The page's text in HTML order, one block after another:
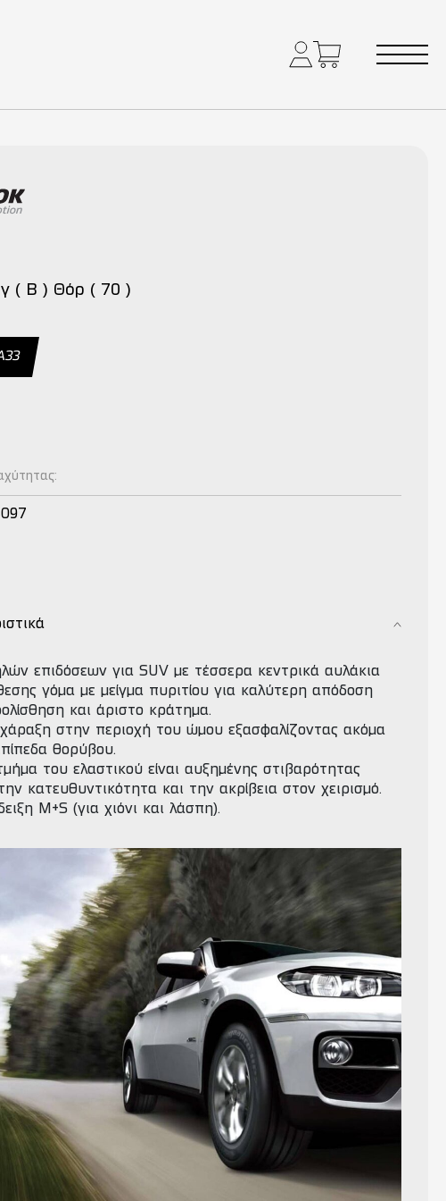
( B ) Θόρ ( 70 )
επιδόσεων για SUV με τέσσερα κεντρικά αυλάκια
γόμα με μείγμα πυριτίου για καλύτερη απόδοση
και άριστο κράτημα.
χάραξη στην περιοχή του ώμου εξασφαλίζοντας ακόμα
θορύβου.
του ελαστικού είναι αυξημένης στιβαρότητας
κατευθυντικότητα και την ακρίβεια στον χειρισμό.
M+S (για χιόνι και λάσπη).